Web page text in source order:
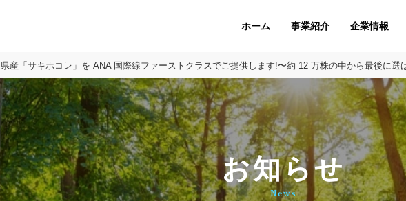
ホーム 事業紹介 企業情報
産「サキホコレ」を ANA 国際線ファーストクラスでご提供します!〜約 12 万株の中から最後に
お知らせ
News